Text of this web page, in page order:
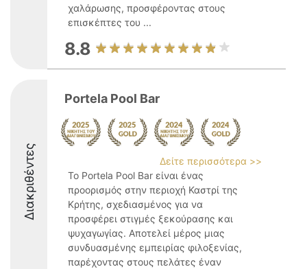
χαλάρωσης, προσφέροντας στους
επισκέπτες του ...
8.8
Διακριθέντες
Portela Pool Bar
Δείτε περισσότερα >>
Το Portela Pool Bar είναι ένας
προορισμός στην περιοχή Καστρί της
Κρήτης, σχεδιασμένος για να
προσφέρει στιγμές ξεκούρασης και
ψυχαγωγίας. Αποτελεί μέρος μιας
συνδυασμένης εμπειρίας φιλοξενίας,
παρέχοντας στους πελάτες έναν